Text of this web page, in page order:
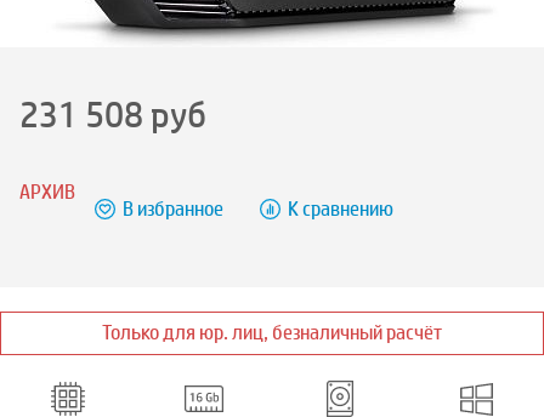
231 508 руб
АРХИВ
В избранное К сравнению
Только для юр. лиц, безналичный расчёт